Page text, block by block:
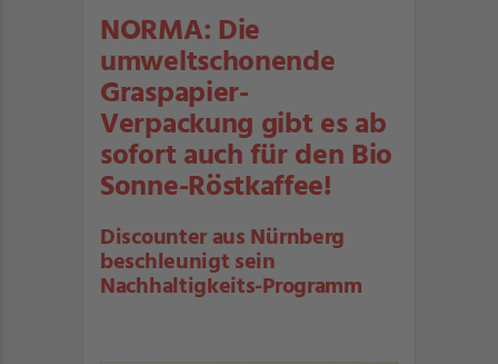
NORMA: Die
umweltschonende
Graspapier-
Verpackung gibt es ab
sofort auch für den Bio
Sonne-Röstkaffee!
Discounter aus Nürnberg
beschleunigt sein
Nachhaltigkeits-Programm